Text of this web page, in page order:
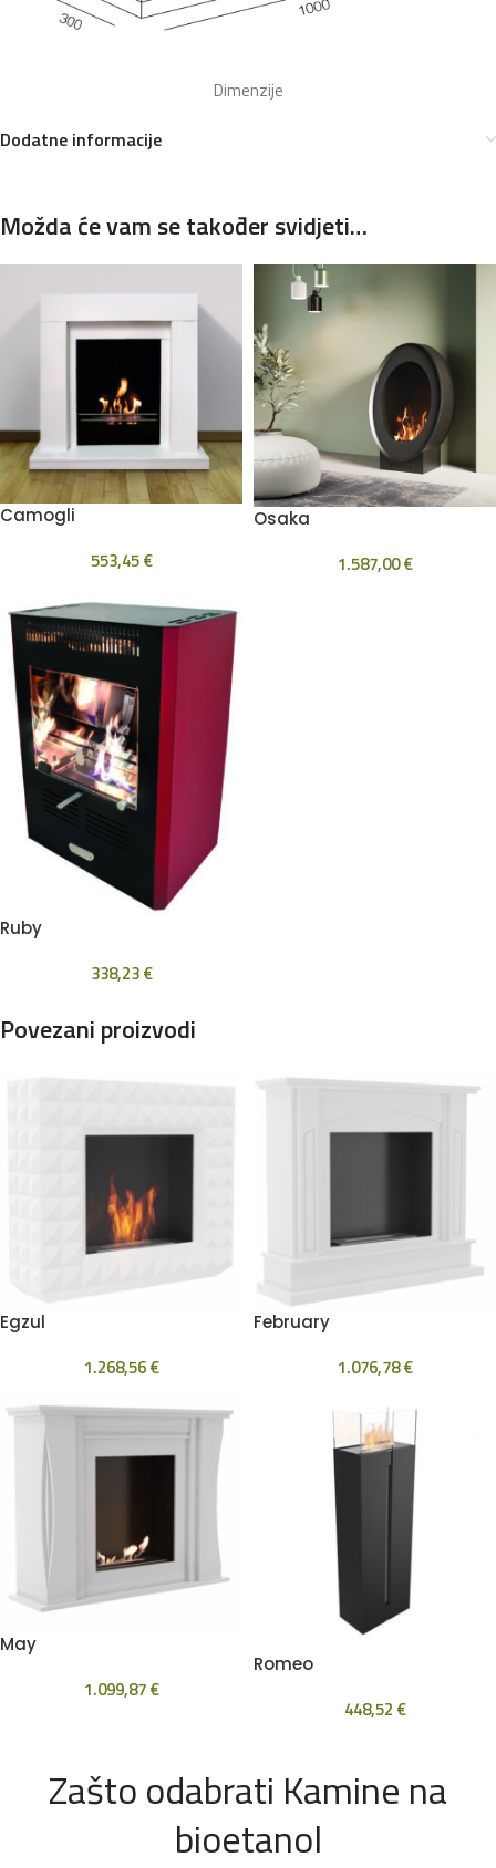
Dimenzije
Dodatne informacije
Možda će vam se također svidjeti…
Camogli
553,45€
Osaka
1.587,00€
Ruby
338,23€
Povezani proizvodi
Egzul
1.268,56€
February
1.076,78€
May
1.099,87€
Romeo
448,52 €
Zašto odabrati Kamine na
bioetanol